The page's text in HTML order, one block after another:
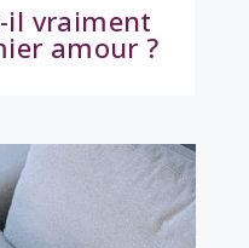
il vraiment
amour ?